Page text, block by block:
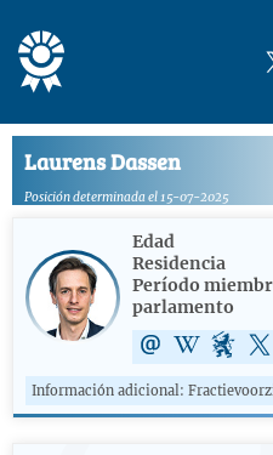
Laurens Dassen
Posición determinada el 15-07-2025
Edad
Residencia
Período
parlamento
Información adicional: